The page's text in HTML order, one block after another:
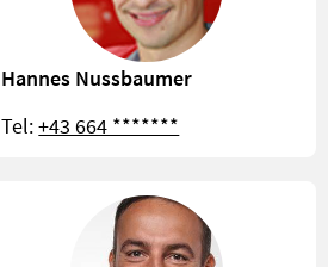
Hannes Nussbaumer
Tel:+43 664 *******